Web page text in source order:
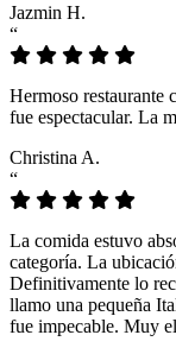
Jazmin H.
“
Hermoso restaurante
fue espectacular. La
Christina A.
“
La comida estuvo
categoría. La
Definitivamente lo
llamo una pequeña
fue impecable. Muy